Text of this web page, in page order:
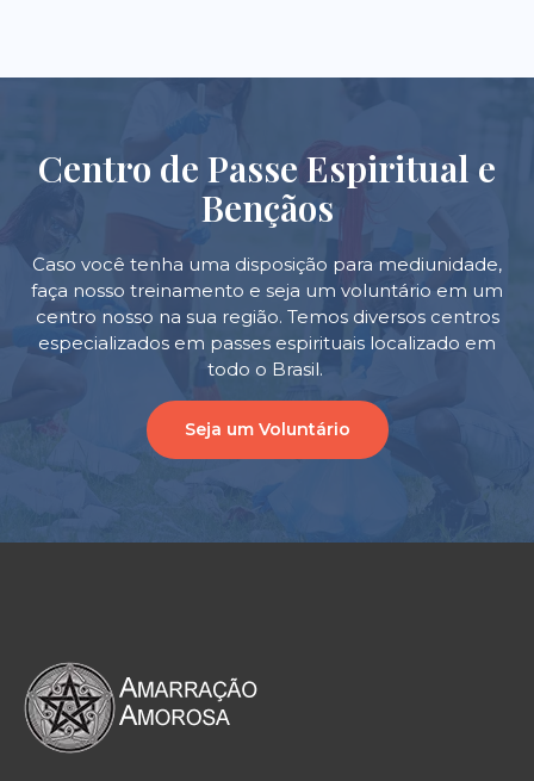
Centro de Passe Espiritual e
Bençãos
Caso você tenha uma disposição para mediunidade,
faça nosso treinamento e seja um voluntário em um
centro nosso na sua região. Temos diversos centros
especializados em passes espirituais localizado em
todo o Brasil.
Seja um Voluntário